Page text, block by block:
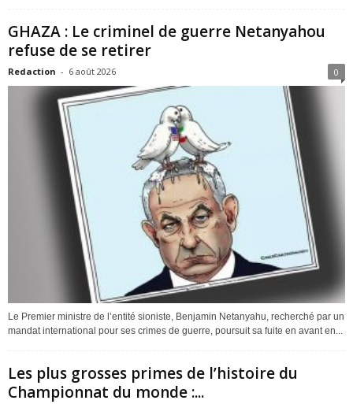
GHAZA : Le criminel de guerre Netanyahou
refuse de se retirer
Redaction - 6 août 2026 0
Le Premier ministre de l’entité sioniste, Benjamin Netanyahu, recherché par un
mandat international pour ses crimes de guerre, poursuit sa fuite en avant en...
Les plus grosses primes de l’histoire du
Championnat du monde :...